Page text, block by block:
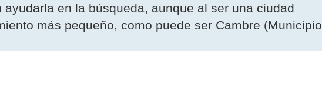
en la búsqueda, aunque al ser una ciudad
más pequeño, como puede ser Cambre (Municipio